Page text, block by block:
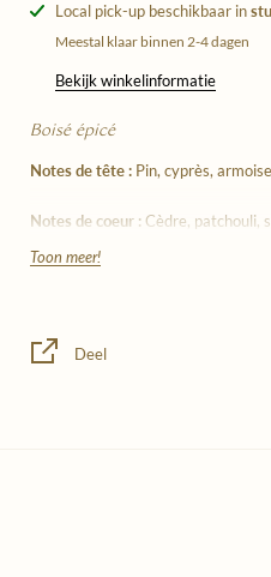
Local pick-up beschikbaar in
Meestal klaar binnen 2-4 dagen
Bekijk winkelinformatie
Boisé épicé
Notes de tête : Pin, cyprès, armoise
Notes de coeur : Cèdre, patchouli,
Notes de fond :
240g rode aardewerken
Toon meer!
Deel